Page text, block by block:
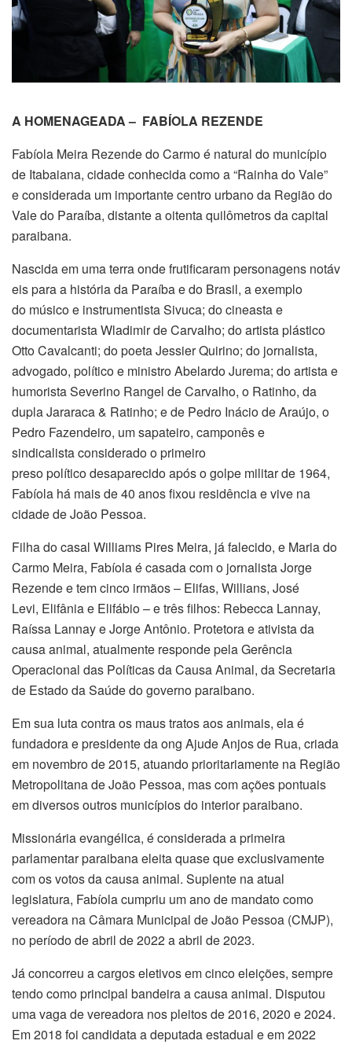
A HOMENAGEADA – FABÍOLA REZENDE
Fabíola Meira Rezende do Carmo é natural do município
de Itabaiana, cidade conhecida como a “Rainha do Vale”
e considerada um importante centro urbano da Região do
Vale do Paraíba, distante a oitenta quilômetros da capital
paraibana.
Nascida em uma terra onde frutificaram personagens notáv
eis para a história da Paraíba e do Brasil, a exemplo
do músico e instrumentista Sivuca; do cineasta e
documentarista Wladimir de Carvalho; do artista plástico
Otto Cavalcanti; do poeta Jessier Quirino; do jornalista,
advogado, político e ministro Abelardo Jurema; do artista e
humorista Severino Rangel de Carvalho, o Ratinho, da
dupla Jararaca & Ratinho; e de Pedro Inácio de Araújo, o
Pedro Fazendeiro, um sapateiro, camponês e
sindicalista considerado o primeiro
preso político desaparecidoapós o golpe militar de 1964,
Fabíola há mais de 40 anos fixou residência e vive na
cidade de João Pessoa.
Filha do casal Williams Pires Meira, já falecido, e Maria do
Carmo Meira, Fabíola é casada com o jornalista Jorge
Rezende e tem cinco irmãos – Elifas, Willians, José
Levi, Elifânia e Elifábio – e três filhos: Rebecca Lannay,
Raíssa Lannay e Jorge Antônio. Protetora e ativista da
causa animal, atualmente responde pela Gerência
Operacional das Políticas da Causa Animal, da Secretaria
de Estado da Saúde do governo paraibano.
Em sua luta contra os maus tratos aos animais, ela é
fundadora e presidente da ong Ajude Anjos de Rua, criada
em novembro de 2015, atuando prioritariamente na Região
Metropolitana de João Pessoa, mas com ações pontuais
em diversos outros municípios do interior paraibano.
Missionária evangélica, é considerada a primeira
parlamentar paraibana eleita quase que exclusivamente
com os votos da causa animal. Suplente na atual
legislatura, Fabíola cumpriu um ano de mandato como
vereadora na Câmara Municipal de João Pessoa (CMJP),
no período de abril de 2022 a abril de 2023.
Já concorreu a cargos eletivos em cinco eleições, sempre
tendo como principal bandeira a causa animal. Disputou
uma vaga de vereadora nos pleitos de 2016, 2020 e 2024.
Em 2018 foi candidata a deputada estadual e em 2022